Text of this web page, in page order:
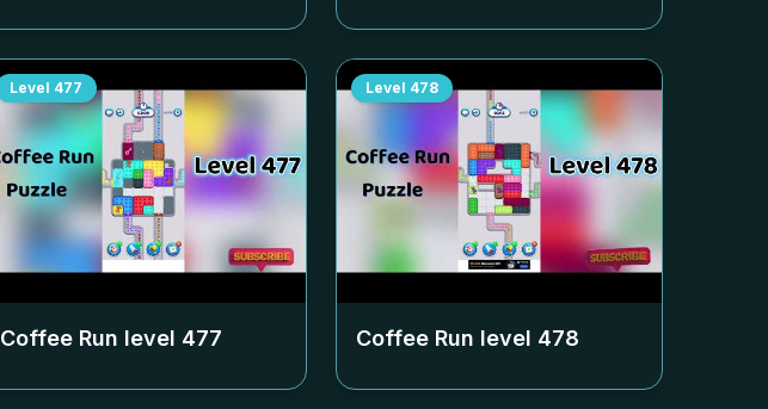
Level 477
Coffee Run level 477
Level 478
Coffee Run level 478